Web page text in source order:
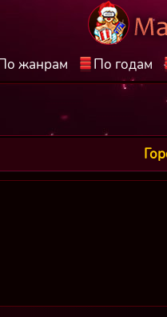
жанрам По годам